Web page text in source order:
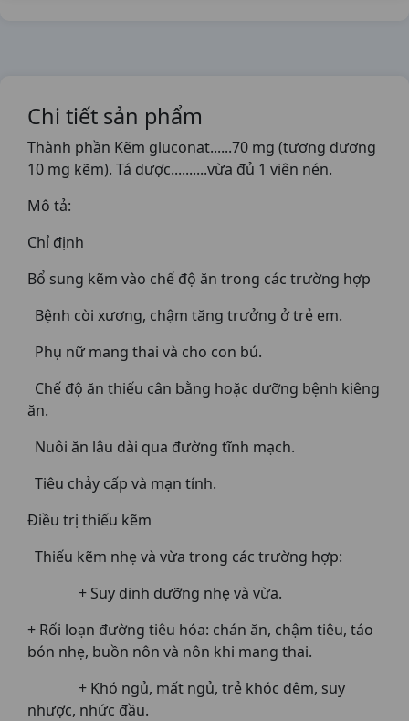
Chi tiết sản phẩm
Thành phần Kẽm gluconat......70 mg (tương đương
10 mg kẽm). Tá dược..........vừa đủ 1 viên nén.
Mô tả:
Chỉ định
Bổ sung kẽm vào chế độ ăn trong các trường hợp
Bệnh còi xương, chậm tăng trưởng ở trẻ em.
Phụ nữ mang thai và cho con bú.
Chế độ ăn thiếu cân bằng hoặc dưỡng bệnh kiêng
ăn.
Nuôi ăn lâu dài qua đường tĩnh mạch.
Tiêu chảy cấp và mạn tính.
Điều trị thiếu kẽm
Thiếu kẽm nhẹ và vừa trong các trường hợp:
+ Suy dinh dưỡng nhẹ và vừa.
+ Rối loạn đường tiêu hóa: chán ăn, chậm tiêu, táo
bón nhẹ, buồn nôn và nôn khi mang thai.
+ Khó ngủ, mất ngủ, trẻ khóc đêm, suy
nhược, nhức đầu.